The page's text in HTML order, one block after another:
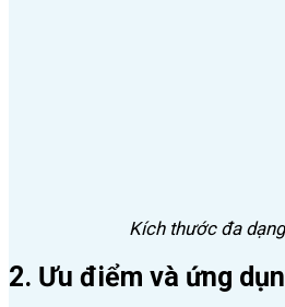
Kích thước đa
2. Ưu điểm và ứng